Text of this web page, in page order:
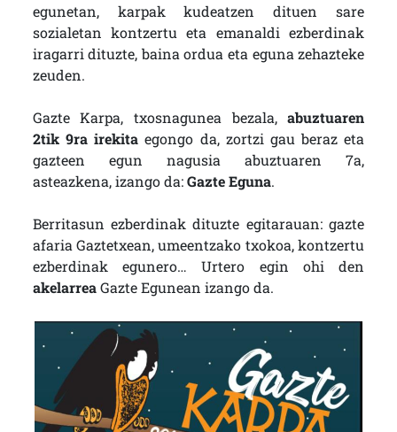
egunetan, karpak kudeatzen dituen sare
sozialetan kontzertu eta emanaldi ezberdinak
iragarri dituzte, baina ordua eta eguna zehazteke
zeuden.
Gazte Karpa, txosnagunea bezala,abuztuaren
2tik 9ra irekita egongo da, zortzi gau beraz eta
gazteen egun nagusia abuztuaren 7a,
asteazkena, izango da:Gazte Eguna.
Berritasun ezberdinak dituzte egitarauan: gazte
afaria Gaztetxean, umeentzako txokoa, kontzertu
ezberdinak egunero… Urtero egin ohi den
akelarreaGazte Egunean izango da.